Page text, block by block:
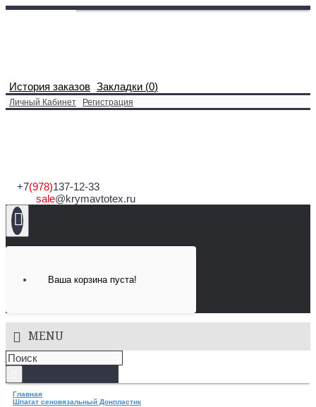
История заказов Закладки (0)
Личный Кабинет Регистрация
+7(978)137-12-33
sale@krymavtotex.ru
Ваша корзина пуста!
MENU
Главная
Шпагат сеновязальный Донпластик